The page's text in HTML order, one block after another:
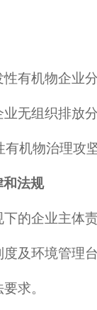
有机物企业
无组织排放
有机物治理攻
和法规
的企业主体
及环境管理
求。